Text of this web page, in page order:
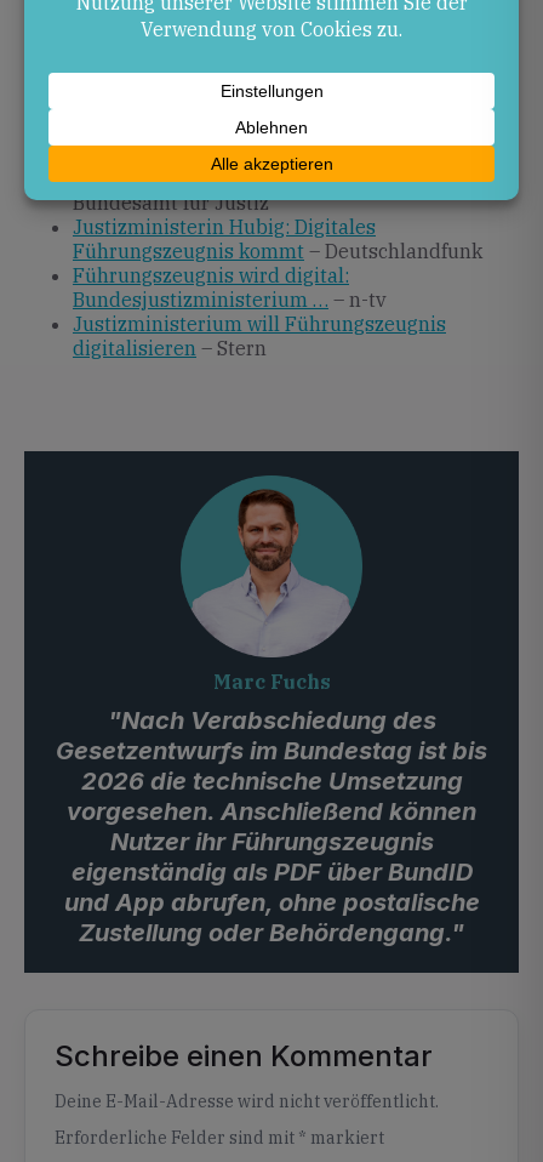
Behördengang.
Quellen
Führungszeugnis wird digital abrufbar –
Ankündigung von … – Spiegel
BfJ – Service-Center-Führungszeugnis–
Bundesamt für Justiz
Justizministerin Hubig: Digitales
Führungszeugnis kommt – Deutschlandfunk
Führungszeugnis wird digital:
Bundesjustizministerium … – n-tv
Justizministerium will Führungszeugnis
digitalisieren – Stern
Marc Fuchs
"Nach Verabschiedung des
Gesetzentwurfs im Bundestag ist bis
2026 die technische Umsetzung
vorgesehen. Anschließend können
Nutzer ihr Führungszeugnis
eigenständig als PDF über BundID
und App abrufen, ohne postalische
Zustellung oder Behördengang."
Schreibe einen Kommentar
Deine E-Mail-Adresse wird nicht veröffentlicht.
Erforderliche Felder sind mit * markiert
Alternative: